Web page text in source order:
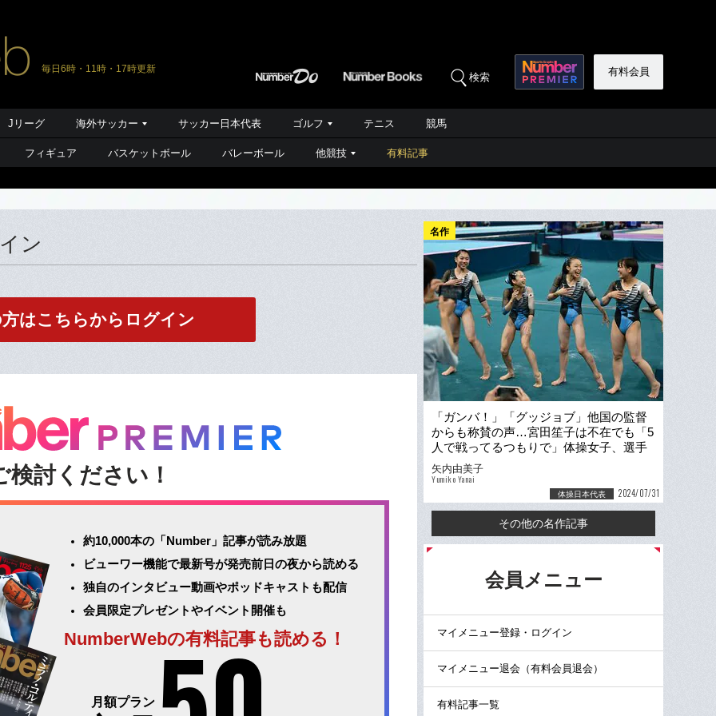
毎日6時・11時・17時更新
検索 有料会員
Jリーグ 海外サッカー サッカー日本代表 ゴルフ テニス 競馬
フィギュア バスケットボール バレーボール 他競技 有料記事
ン
はこちらからログイン
検討ください！
約10,000本の「Number」記事が読み放題
ビューワー機能で最新号が発売前日の夜から読める
独自のインタビュー動画やポッドキャストも配信
会員限定プレゼントやイベント開催も
NumberWebの有料記事も読める！
月額プラン
名作
「ガンバ！」「グッジョブ」他国の監督
からも称賛の声…宮田笙子は不在でも「5
人で戦ってるつもりで」体操女子、選手
たちの“笑顔の理由”
矢内由美子
Yumiko Yanai
体操日本代表 2024/07/31
その他の名作記事
会員メニュー
マイメニュー登録・ログイン
マイメニュー退会（有料会員退会）
有料記事一覧